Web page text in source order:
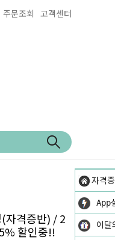
자격
App
이달
주문조회 고객센터
자격증반) / 2
할인중!!